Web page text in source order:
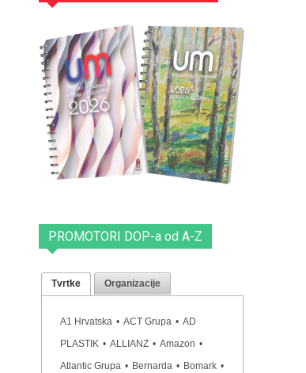
PROMOTORI DOP-a od A-Z
Tvrtke Organizacije
A1 Hrvatska • ACT Grupa • AD
PLASTIK • ALLIANZ • Amazon •
Atlantic Grupa • Bernarda • Bomark •